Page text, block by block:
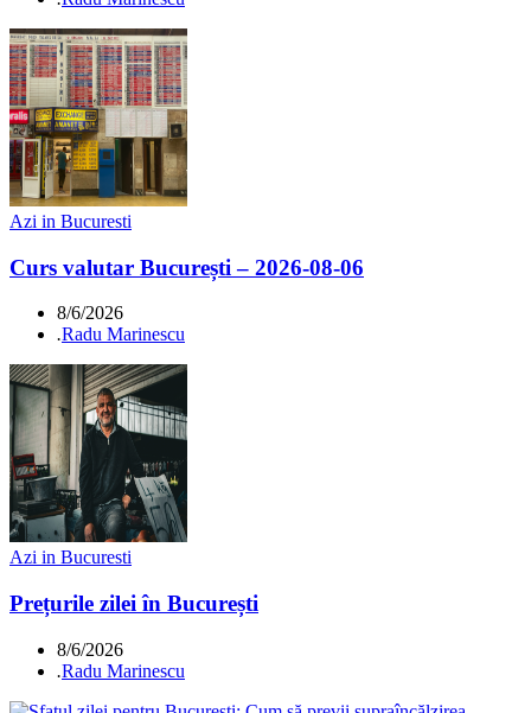
Azi in Bucuresti
Curs valutar București – 2026-08-06
8/6/2026
.Radu Marinescu
Azi in Bucuresti
Prețurile zilei în București
8/6/2026
.Radu Marinescu